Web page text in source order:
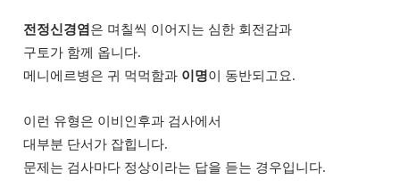
전정신경염 은 며칠씩 이어지는 심한 회전감과
구토가 함께 옵니다.
메니에르병은 귀 먹먹함과 이명이 동반되고요.
이런 유형은 이비인후과 검사에서
대부분 단서가 잡힙니다.
문제는 검사마다 정상이라는 답을 듣는 경우입니다.